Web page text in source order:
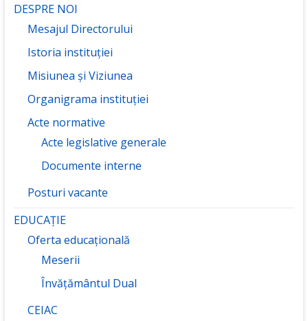
DESPRE NOI
Mesajul Directorului
Istoria instituției
Misiunea și Viziunea
Organigrama instituției
Acte normative
Acte legislative generale
Documente interne
Posturi vacante
EDUCAȚIE
Oferta educațională
Meserii
Învățământul Dual
CEIAC